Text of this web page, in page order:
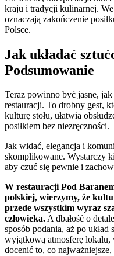
kraju i tradycji kulinarnej.
oznaczają zakończenie
Polsce.
Jak układać
Podsumowanie
Teraz powinno być jasne,
restauracji. To drobny gest,
kulturę stołu, ułatwia
posiłkiem bez niezręczności.
Jak widać, elegancja i
skomplikowane. Wystarczy
aby czuć się pewnie i
W restauracji Pod
polskiej, wierzymy, że
przede wszystkim wyraz
człowieka.A dbałość o
sposób podania, aż po
wyjątkową atmosferę lokalu,
docenić to, co